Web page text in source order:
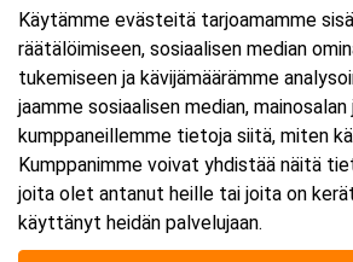
Käytämme evästeitä tarjoamamme
räätälöimiseen, sosiaalisen median
tukemiseen ja kävijämäärämme
jaamme sosiaalisen median,
kumppaneillemme tietoja siitä, miten
Kumppanimme voivat yhdistää näitä
joita olet antanut heille tai joita on
käyttänyt heidän palvelujaan.